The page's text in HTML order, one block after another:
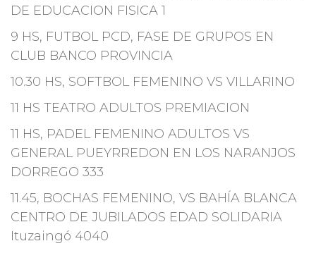
DE EDUCACION FISICA 1
9 HS, FUTBOL PCD, FASE DE GRUPOS EN
CLUB BANCO PROVINCIA
10.30 HS, SOFTBOL FEMENINO VS VILLARINO
11 HS TEATRO ADULTOS PREMIACION
11 HS, PADEL FEMENINO ADULTOS VS
GENERAL PUEYRREDON EN LOS NARANJOS
DORREGO 333
11.45, BOCHAS FEMENINO, VS BAHÍA BLANCA
CENTRO DE JUBILADOS EDAD SOLIDARIA
Ituzaingó 4040